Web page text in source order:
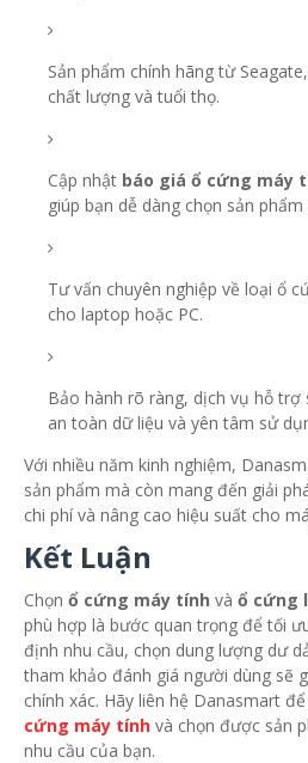
Sản phẩm chính hãng từ
chất lượng và tuổi thọ.
Cập nhật báo giá ổ cứng máy
giúp bạn dễ dàng chọn sản phẩm
Tư vấn chuyên nghiệp về loại ổ
cho laptop hoặc PC.
Bảo hành rõ ràng, dịch vụ hỗ trợ
an toàn dữ liệu và yên tâm sử
Với nhiều năm kinh nghiệm,
sản phẩm mà còn mang đến giải
chi phí và nâng cao hiệu suất cho
Kết Luận
Chọn ổ cứng máy tính và ổ cứng
phù hợp là bước quan trọng để tối
định nhu cầu, chọn dung lượng dư
tham khảo đánh giá người dùng sẽ
chính xác. Hãy liên hệ Danasmart
cứng máy tính và chọn được sản
nhu cầu của bạn.